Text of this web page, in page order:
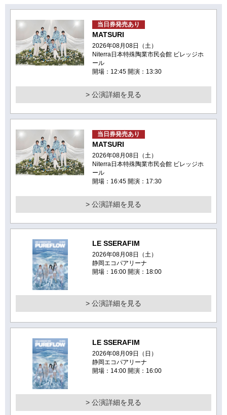
当日券発売あり
MATSURI
2026年08月08日（土）
Niterra日本特殊陶業市民会館 ビレッジホ
ール
開場：12:45 開演：13:30
> 公演詳細を見る
当日券発売あり
MATSURI
2026年08月08日（土）
Niterra日本特殊陶業市民会館 ビレッジホ
ール
開場：16:45 開演：17:30
> 公演詳細を見る
LE SSERAFIM
2026年08月08日（土）
静岡エコパアリーナ
開場：16:00 開演：18:00
> 公演詳細を見る
LE SSERAFIM
2026年08月09日（日）
静岡エコパアリーナ
開場：14:00 開演：16:00
> 公演詳細を見る